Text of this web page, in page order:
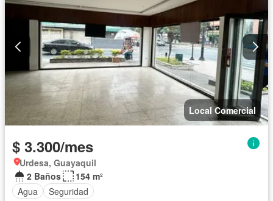
Local Comercial
$ 3.300/mes
Urdesa, Guayaquil
2 Baños
154 m²
Agua
Seguridad